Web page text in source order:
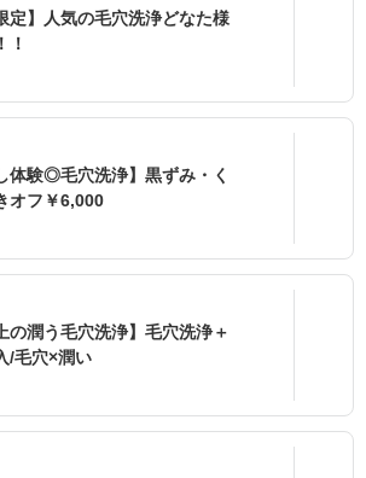
定】人気の毛穴洗浄どなた様
！
体験◎毛穴洗浄】黒ずみ・く
オフ￥6,000
の潤う毛穴洗浄】毛穴洗浄＋
/毛穴×潤い